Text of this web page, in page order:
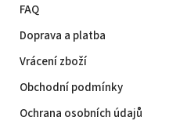
FAQ
Doprava a platba
Vrácení zboží
Obchodní podmínky
Ochrana osobních údajů